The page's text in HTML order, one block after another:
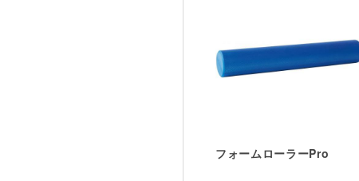
フォームローラーPro